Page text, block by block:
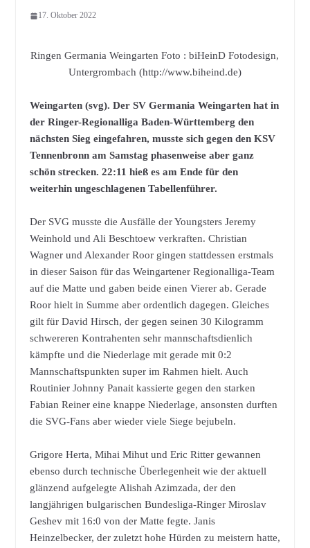
17. Oktober 2022
Ringen Germania Weingarten Foto : biHeinD Fotodesign,
Untergrombach (http://www.biheind.de)
Weingarten (svg). Der SV Germania Weingarten hat in
der Ringer-Regionalliga Baden-Württemberg den
nächsten Sieg eingefahren, musste sich gegen den KSV
Tennenbronn am Samstag phasenweise aber ganz
schön strecken. 22:11 hieß es am Ende für den
weiterhin ungeschlagenen Tabellenführer.
Der SVG musste die Ausfälle der Youngsters Jeremy
Weinhold und Ali Beschtoew verkraften. Christian
Wagner und Alexander Roor gingen stattdessen erstmals
in dieser Saison für das Weingartener Regionalliga-Team
auf die Matte und gaben beide einen Vierer ab. Gerade
Roor hielt in Summe aber ordentlich dagegen. Gleiches
gilt für David Hirsch, der gegen seinen 30 Kilogramm
schwereren Kontrahenten sehr mannschaftsdienlich
kämpfte und die Niederlage mit gerade mit 0:2
Mannschaftspunkten super im Rahmen hielt. Auch
Routinier Johnny Panait kassierte gegen den starken
Fabian Reiner eine knappe Niederlage, ansonsten durften
die SVG-Fans aber wieder viele Siege bejubeln.
Grigore Herta, Mihai Mihut und Eric Ritter gewannen
ebenso durch technische Überlegenheit wie der aktuell
glänzend aufgelegte Alishah Azimzada, der den
langjährigen bulgarischen Bundesliga-Ringer Miroslav
Geshev mit 16:0 von der Matte fegte. Janis
Heinzelbecker, der zuletzt hohe Hürden zu meistern hatte,